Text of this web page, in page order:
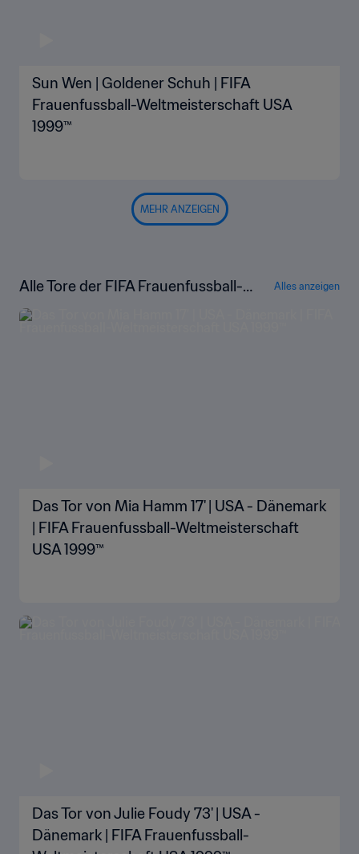
Sun Wen | Goldener Schuh | FIFA
Frauenfussball-Weltmeisterschaft USA
1999™
MEHR ANZEIGEN
Alle Tore der FIFA Frauenfussball-W
eltmeisterschaft USA 1999™
Alles anzeigen
Das Tor von Mia Hamm 17' | USA - Dänemark
| FIFA Frauenfussball-Weltmeisterschaft
USA 1999™
Das Tor von Julie Foudy 73' | USA -
Dänemark | FIFA Frauenfussball-